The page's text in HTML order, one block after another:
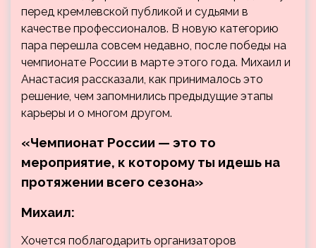
перед кремлевской публикой и судьями в
качестве профессионалов. В новую категорию
пара перешла совсем недавно, после победы на
чемпионате России в марте этого года. Михаил и
Анастасия рассказали, как принималось это
решение, чем запомнились предыдущие этапы
карьеры и о многом другом.
«Чемпионат России — это то
мероприятие, к которому ты идешь на
протяжении всего сезона»
Михаил:
Хочется поблагодарить организаторов